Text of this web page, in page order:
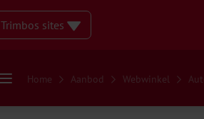
Trimbos sites
Home Aanbod Webwinkel